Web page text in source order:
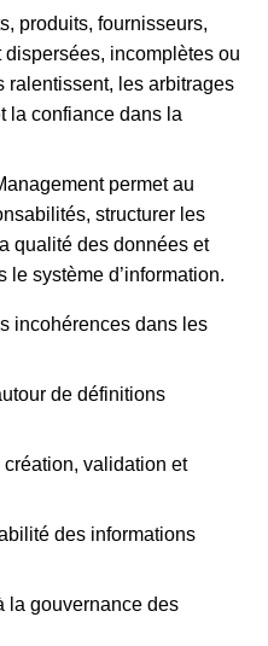
produits, fournisseurs,
incomplètes ou
ralentissent, les arbitrages
la confiance dans la
permet au
structurer les
qualité des données et
système d’information.
incohérences dans les
de définitions
validation et
des informations
la gouvernance des